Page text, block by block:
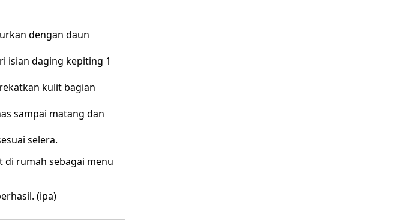
dengan daun
isian daging kepiting 1
kulit bagian
sampai matang dan
selera.
di rumah sebagai menu
(ipa)